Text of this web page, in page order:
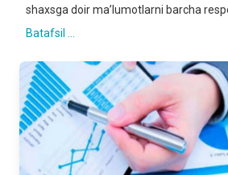
shaxsga doir ma’lumotlarni barcha
Batafsil ...